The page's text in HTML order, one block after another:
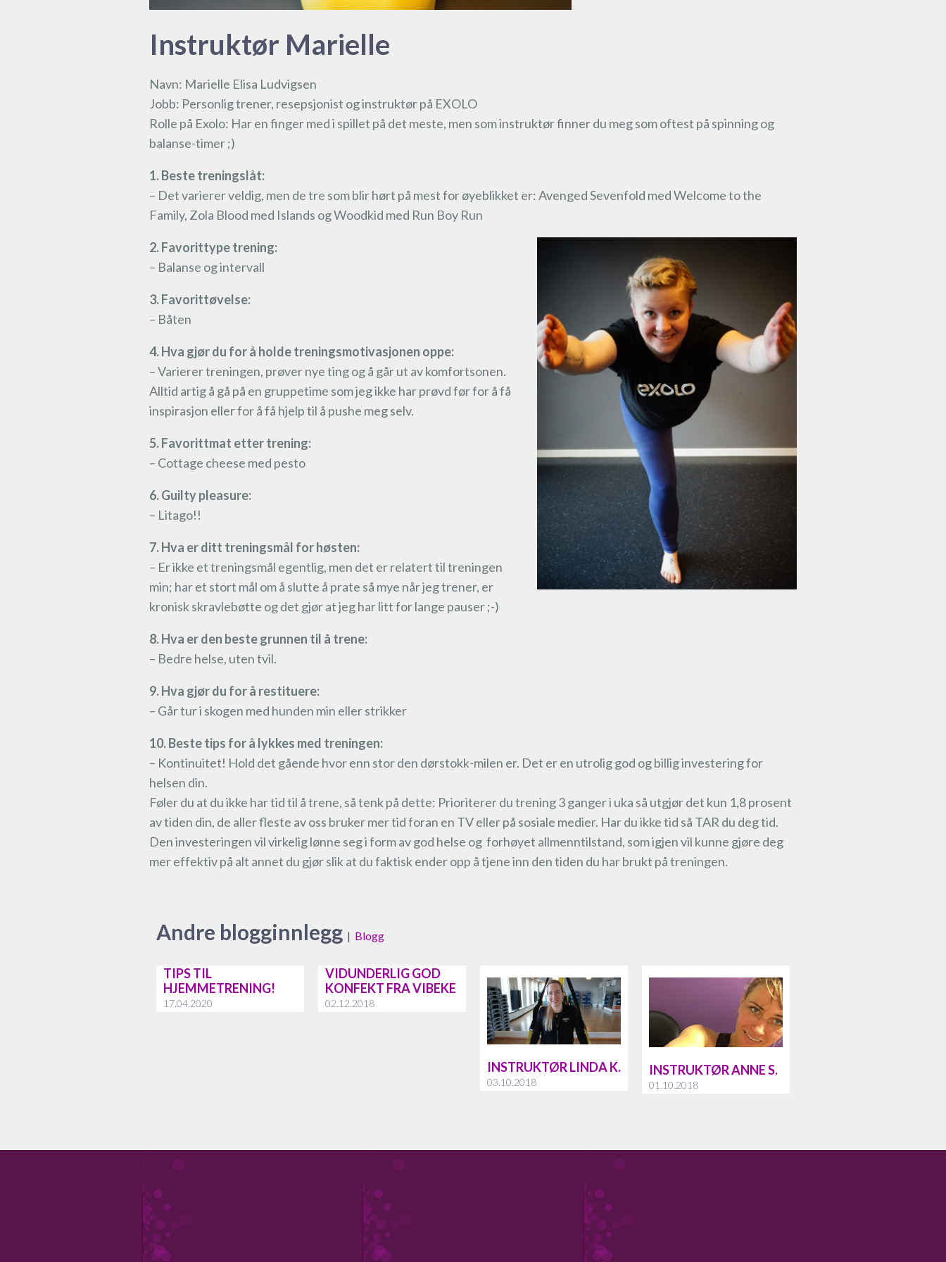
Instruktør Marielle
Navn: Marielle Elisa Ludvigsen
Jobb: Personlig trener, resepsjonist og instruktør på EXOLO
Rolle på Exolo: Har en finger med i spillet på det meste, men som instruktør finner du meg som oftest på spinning og
balanse-timer ;)
1. Beste treningslåt:
– Det varierer veldig, men de tre som blir hørt på mest for øyeblikket er: Avenged Sevenfold med Welcome to the
Family, Zola Blood med Islands og Woodkid med Run Boy Run
2. Favorittype trening:
– Balanse og intervall
3. Favorittøvelse:
– Båten
4. Hva gjør du for å holde treningsmotivasjonen oppe:
– Varierer treningen, prøver nye ting og å går ut av komfortsonen.
Alltid artig å gå på en gruppetime som jeg ikke har prøvd før for å få
inspirasjon eller for å få hjelp til å pushe meg selv.
5. Favorittmat etter trening:
– Cottage cheese med pesto
6. Guilty pleasure:
– Litago!!
7. Hva er ditt treningsmål for høsten:
– Er ikke et treningsmål egentlig, men det er relatert til treningen
min; har et stort mål om å slutte å prate så mye når jeg trener, er
kronisk skravlebøtte og det gjør at jeg har litt for lange pauser ;-)
8. Hva er den beste grunnen til å trene:
– Bedre helse, uten tvil.
9. Hva gjør du for å restituere:
– Går tur i skogen med hunden min eller strikker
10. Beste tips for å lykkes med treningen:
– Kontinuitet! Hold det gående hvor enn stor den dørstokk-milen er. Det er en utrolig god og billig investering for
helsen din.
Føler du at du ikke har tid til å trene, så tenk på dette: Prioriterer du trening 3 ganger i uka så utgjør det kun 1,8 prosent
av tiden din, de aller fleste av oss bruker mer tid foran en TV eller på sosiale medier. Har du ikke tid så TAR du deg tid.
Den investeringen vil virkelig lønne seg i form av god helse og forhøyet allmenntilstand, som igjen vil kunne gjøre deg
mer effektiv på alt annet du gjør slik at du faktisk ender opp å tjene inn den tiden du har brukt på treningen.
Andre blogginnlegg | Blogg
TIPS TIL
HJEMMETRENING!
17.04.2020
VIDUNDERLIG GOD
KONFEKT FRA VIBEKE
02.12.2018
INSTRUKTØR LINDA K.
03.10.2018
INSTRUKTØR ANNE S.
01.10.2018